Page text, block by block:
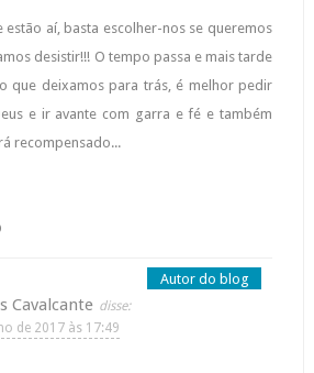
estão aí, basta escolher-nos se queremos
desistir!!! O tempo passa e mais tarde
que deixamos para trás, é melhor pedir
e ir avante com garra e fé e também
recompensado...
Cavalcante
de 2017 às 17:49